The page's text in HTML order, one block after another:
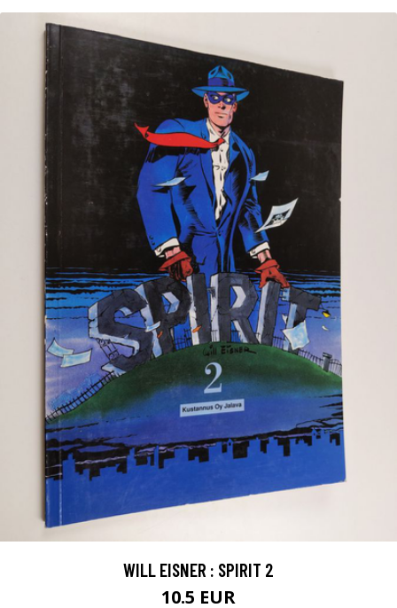
WILL EISNER : SPIRIT 2
10.5 EUR